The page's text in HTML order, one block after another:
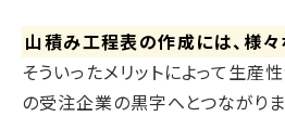
山積み工程表の作成には、様々
そういったメリットによって生産
の受注企業の黒字へとつながりま